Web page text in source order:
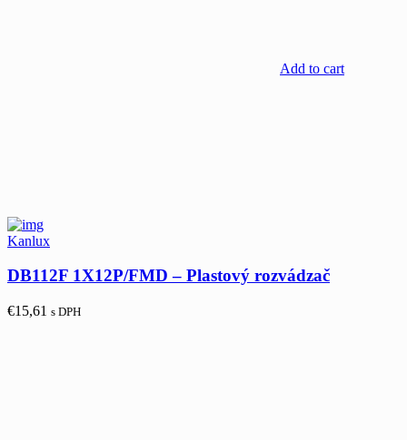
Add to cart
Kanlux
DB112F 1X12P/FMD – Plastový rozvádzač
€15,61 s DPH